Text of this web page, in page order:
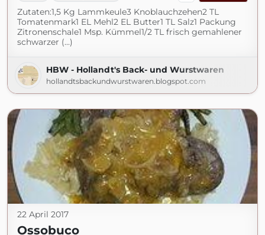
Zutaten:1,5 Kg Lammkeule3 Knoblauchzehen2 TL
Tomatenmark1 EL Mehl2 EL Butter1 TL Salz1 Packung
Zitronenschale1 Msp. Kümmel1/2 TL frisch gemahlener
schwarzer (...)
HBW - Hollandt's Back- und Wurstwaren
hollandtsbackundwurstwaren.blogspot.com
22 April 2017
Ossobuco